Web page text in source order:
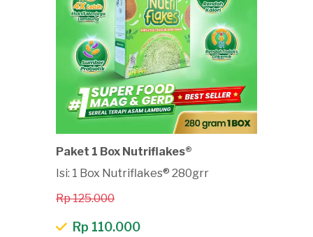
Paket 1 Box Nutriflakes®
Isi: 1 Box Nutriflakes® 280grr
Rp 125.000
Rp 110.000